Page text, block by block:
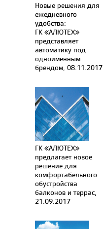
Новые решения для
ежедневного
удобства:
ГК «АЛЮТЕХ»
представляет
автоматику под
одноименным
брендом, 08.11.2017
ГК «АЛЮТЕХ»
предлагает новое
решение для
комфортабельного
обустройства
балконов и террас,
21.09.2017